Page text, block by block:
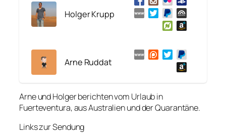
Holger Krupp
Arne Ruddat
Arne und Holger berichten vom Urlaub in
Fuerteventura, aus Australien und der Quarantäne.
Links zur Sendung